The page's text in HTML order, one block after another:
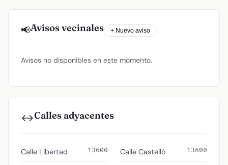
📢Avisos vecinales + Nuevo aviso
Avisos no disponibles en este momento.
↔️Calles adyacentes
Calle Libertad 13600 Calle Castelló 13600